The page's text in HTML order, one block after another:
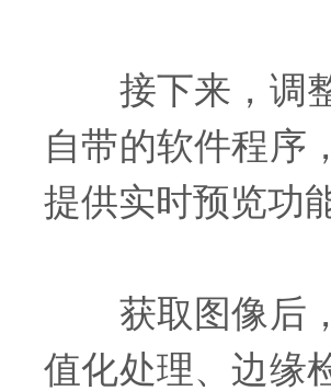
接下来，调整
自带的软件程序
提供实时预览功
获取图像后，
值化处理、边缘